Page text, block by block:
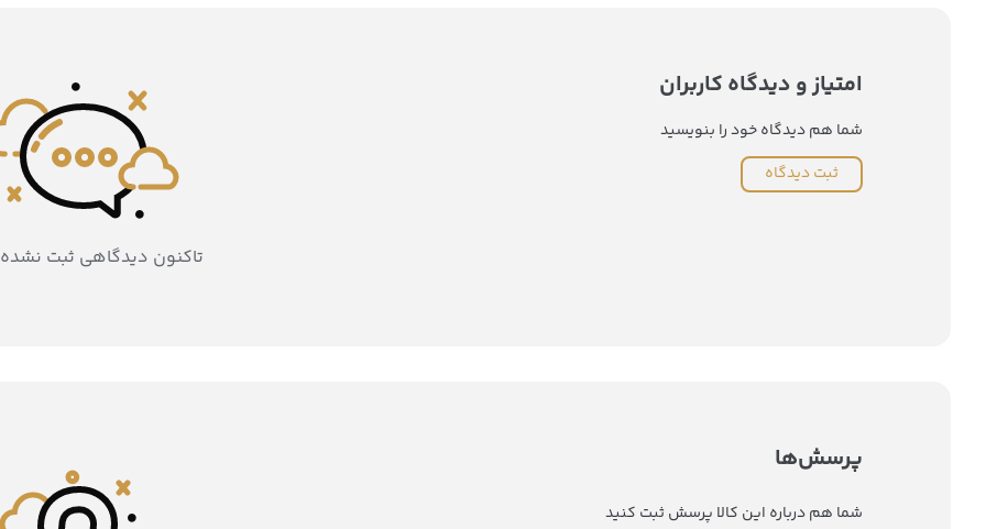
امتیاز و دیدگاه کاربران
شما هم دیدگاه خود را بنویسید
ثبت دیدگاه
تاکنون دیدگاهی ثبت
پرسش‌ها
شما هم درباره این کالا پرسش ثبت کنید